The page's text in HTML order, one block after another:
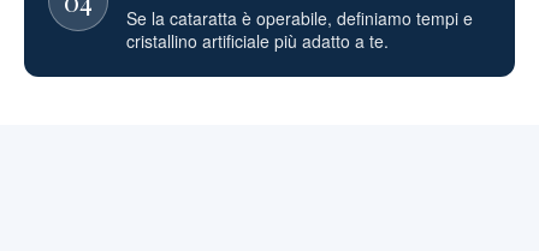
Se la cataratta è operabile, definiamo tempi e
cristallino artificiale più adatto a te.